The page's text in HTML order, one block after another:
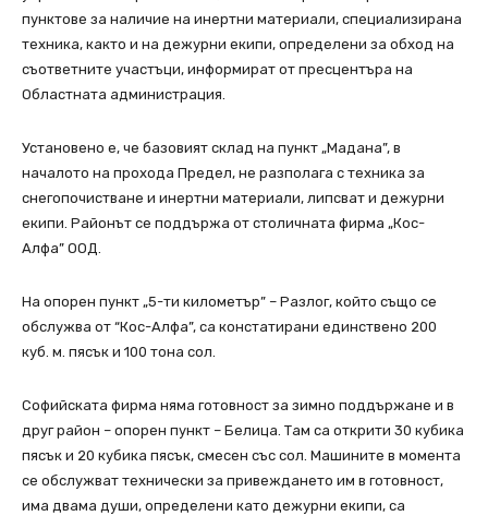
пунктове за наличие на инертни материали, специализирана
техника, както и на дежурни екипи, определени за обход на
съответните участъци, информират от пресцентъра на
Областната администрация.
Установено е, че базовият склад на пункт „Мадана”, в
началото на прохода Предел, не разполага с техника за
снегопочистване и инертни материали, липсват и дежурни
екипи. Районът се поддържа от столичната фирма „Кос-
Алфа” ООД.
На опорен пункт „5-ти километър” – Разлог, който също се
обслужва от “Кос-Алфа”, са констатирани единствено 200
куб. м. пясък и 100 тона сол.
Софийската фирма няма готовност за зимно поддържане и в
друг район – опорен пункт – Белица. Там са открити 30 кубика
пясък и 20 кубика пясък, смесен със сол. Машините в момента
се обслужват технически за привеждането им в готовност,
има двама души, определени като дежурни екипи, са